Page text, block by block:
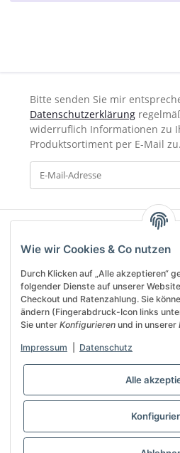
Bitte senden Sie mir
Datenschutzerklärung
widerruflich Informationen zu
Produktsortiment per E-Mail zu.
erhalten Sie unter:
service@helanos.de
Mo-Fr, 09:00 - 13:00 Uhr
Shop Service
Informationen
Vertrag
* Alle Preise inkl. gesetzlicher USt., zzgl.
Wie wir Cookies & Co nutzen
Durch Klicken auf „Alle akzeptieren“
folgender Dienste auf unserer
Checkout und Ratenzahlung. Sie
ändern (Fingerabdruck-Icon links
Sie unter Konfigurieren und in unserer
Impressum Datenschutz
Alle